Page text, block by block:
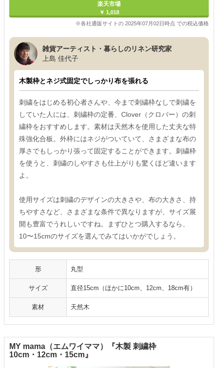
楽天市場
￥ 1,018
※各社通販サイトの 2025年07月02日時点 での税込価格
雑貨アーティスト・暮らしのリネン研究家
上島 佳代子
木製枠とネジ式固定でしっかり布を張れる
刺繍をはじめる初心者さんや、今まで刺繍枠なしで刺繍を
していた人には、刺繍枠の定番、Clover（クロバー）の刺
繍枠をおすすめします。素材は天然木を使用した丈夫な特
殊強化合板。外枠にはネジがついていて、さまざまな布の
厚さでもしっかり張って固定することができます。刺繍枠
を使うと、刺繍のしやすさも仕上がりも驚くほど違います
よ。
使用サイズは刺繍のデザインの大きさや、布の大きさ、持
ちやすさなど、さまざまな条件で異なりますが、サイズ展
開も豊富でうれしいですね。まずひとつ購入するなら、
10〜15cmのサイズを選んでみてはいかがでしょう。
形 丸型
サイズ 直径15cm（ほかに10cm、12cm、18cm有）
素材 天然木
MY mama（エムワイママ）『木製 刺繍枠
10cm・12cm・15cm』